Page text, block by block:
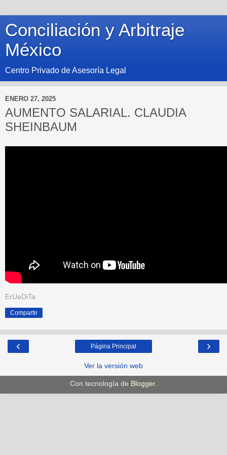
Conciliación y Arbitraje
México
Centro Privado de Asesoría Legal
ENERO 27, 2025
AUMENTO SALARIAL. CLAUDIA
SHEINBAUM
ErUeDiTa
Compartir
‹ ›
Página Principal
Ver la versión web
Con tecnología de Blogger.